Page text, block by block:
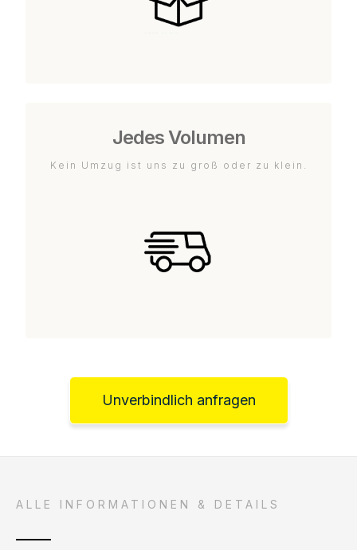
Jedes Volumen
Kein Umzug ist uns zu groß oder zu klein.
Unverbindlich anfragen
ALLE INFORMATIONEN & DETAILS